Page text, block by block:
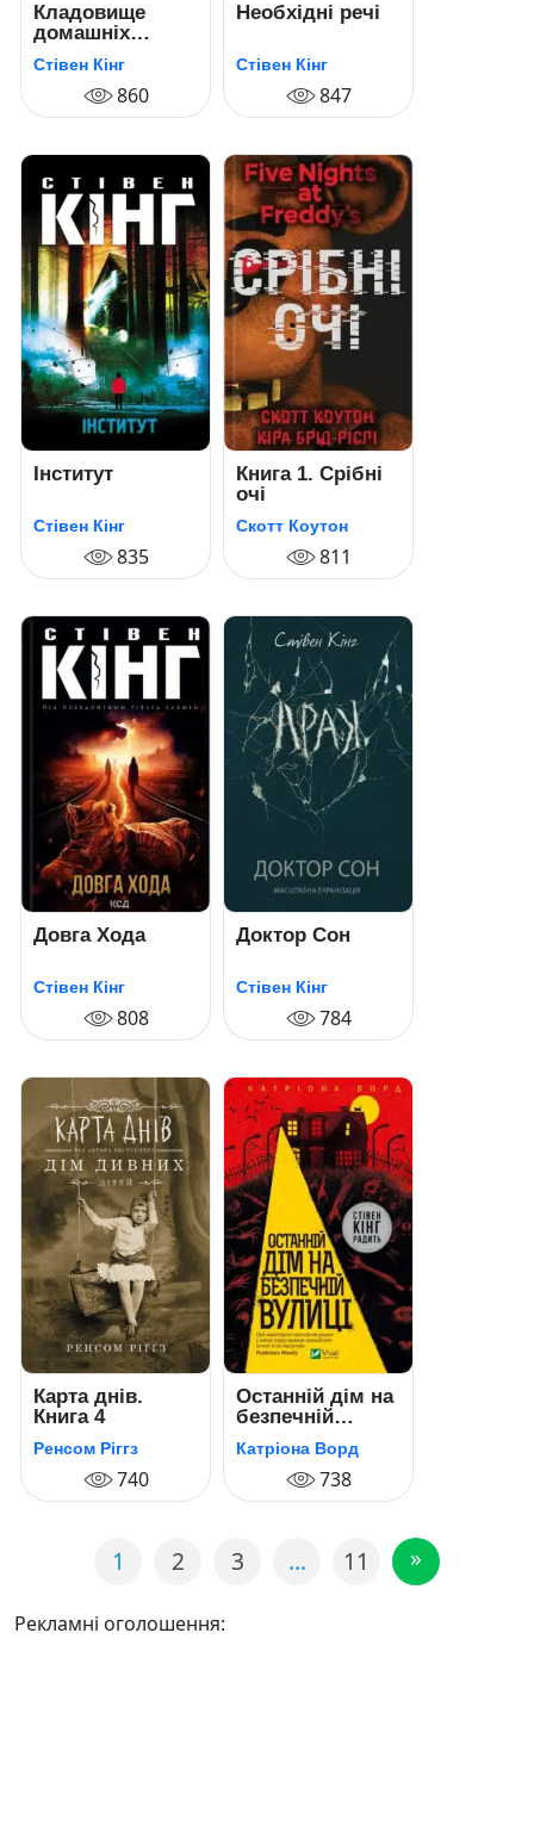
Кладовище
домашніх
тварин
Стівен Кінг
860
Необхідні речі
Стівен Кінг
847
Інститут
Стівен Кінг
835
Книга 1. Срібні
очі
Скотт Коутон
811
Довга Хода
Стівен Кінг
808
Доктор Сон
Стівен Кінг
784
Карта днів.
Книга 4
Ренсом Ріггз
740
Останній дім на
безпечній
вулиці
Катріона Ворд
738
1 2 3 … 11 »
Рекламні оголошення: